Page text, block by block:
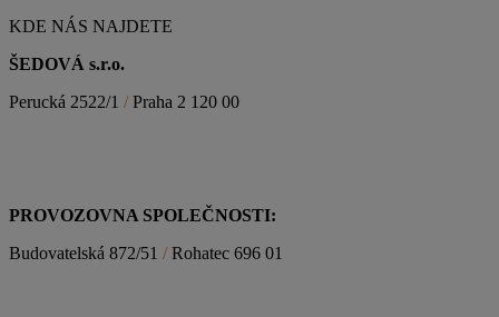
KDE NÁS NAJDETE
ŠEDOVÁ s.r.o.
Perucká 2522/1 /Praha 2 120 00
PROVOZOVNA SPOLEČNOSTI:
Budovatelská 872/51 /Rohatec 696 01